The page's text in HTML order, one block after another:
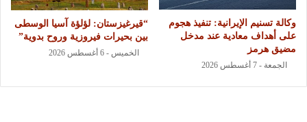
وكالة تسنيم الإيرانية: تنفيذ هجوم
على أهداف معادية عند مدخل
مضيق هرمز
الجمعة - 7 أغسطس 2026
“قيرغيزستان: لؤلؤة آسيا الوسطى
بين بحيرات فيروزية وروح بدوية”
الخميس - 6 أغسطس 2026